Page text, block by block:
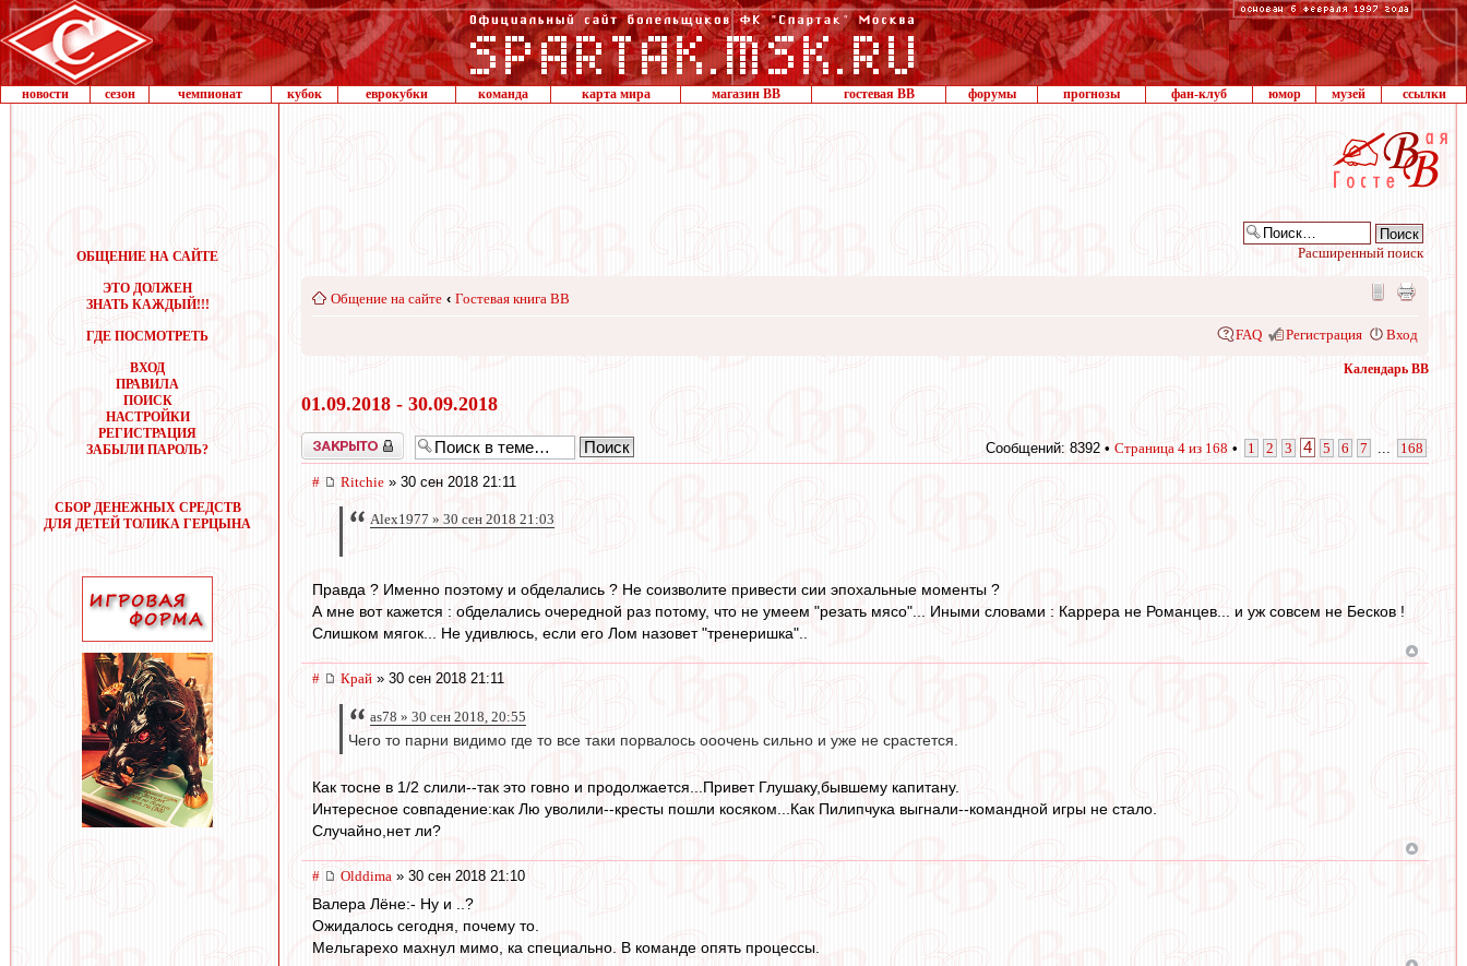
новости сезон чемпионат кубок еврокубки команда карта мира магазин ВВ гостевая ВВ форумы прогнозы фан-клуб юмор музей ссылки
ОБЩЕНИЕ НА САЙТЕ
ЭТО ДОЛЖЕН
ЗНАТЬ КАЖДЫЙ!!!
ГДЕ ПОСМОТРЕТЬ
ВХОД
ПРАВИЛА
ПОИСК
НАСТРОЙКИ
РЕГИСТРАЦИЯ
ЗАБЫЛИ ПАРОЛЬ?
СБОР ДЕНЕЖНЫХ СРЕДСТВ
ДЛЯ ДЕТЕЙ ТОЛИКА ГЕРЦЫНА
Расширенный поиск
Общение на сайте ‹ Гостевая книга ВВ
FAQ Регистрация Вход
Календарь ВВ
01.09.2018 - 30.09.2018
Закрыто Сообщений: 8392 • Страница 4 из 168 • 1 2 3 4 5 6 7 168
# Ritchie » 30 сен 2018 21:11
Alex1977 » 30 сен 2018 21:03
Правда ? Именно поэтому и обделались ? Не соизволите привести сии эпохальные моменты ?
А мне вот кажется : обделались очередной раз потому, что не умеем "резать мясо"... Иными словами : Каррера не Романцев... и уж совсем не Бесков !
Слишком мягок... Не удивлюсь, если его Лом назовет "тренеришка"..
# Край » 30 сен 2018 21:11
as78 » 30 сен 2018, 20:55
Чего то парни видимо где то все таки порвалось ооочень сильно и уже не срастется.
Как тосне в 1/2 слили--так это говно и продолжается...Привет Глушаку,бывшему капитану.
Интересное совпадение:как Лю уволили--кресты пошли косяком...Как Пилипчука выгнали--командной игры не стало.
Случайно,нет ли?
# Olddima » 30 сен 2018 21:10
Валера Лёне:- Ну и ..?
Ожидалось сегодня, почему то.
Мельгарехо махнул мимо, ка специально. В команде опять процессы.